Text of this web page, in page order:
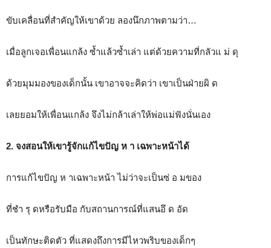
ขับเคลื่อนที่สำคัญให้เขาด้วย ลองนึกภาพตามว่า…
เมื่อลูกเจอเพื่อนแกล้ง ซ้ำแล้วซ้ำเล่า แต่ด้วยความที่กลัวแ ม่ ดุ
ด้วยมุมมองของเด็กนั้น เขาอาจจะคิดว่า เขาเป็นฝ่ายผิ ด
เลยยอมให้เพื่อนแกล้ง จึงไม่กล้าเล่าให้พ่อแม่ฟังนั่นเอง
2. จงสอนให้เขารู้จักแก้ไขปัญ ห า เฉพาะหน้าได้
การแก้ไขปัญ ห าเฉพาะหน้า ไม่ว่าจะเป็นซ่ อ มของ
ที่ชำ รุ ดหรือรับมือ กับสถานการณ์ที่แสนอึ ด อัด
เป็นทักษะติดตัว ที่แสดงถึงการมีไหวพริบของเด็กๆ